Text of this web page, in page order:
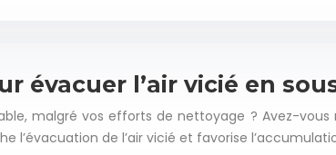
évacuer l’air vicié en
malgré vos efforts de nettoyage ? Avez-
l’évacuation de l’air vicié et favorise